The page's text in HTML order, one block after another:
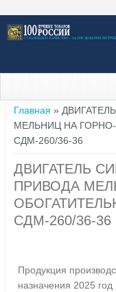
Вы здесь
Главная »
МЕЛЬНИЦ НА
СДМ-260/36-36
ДВИГАТЕЛЬ
ПРИВОДА
СДМ-260/36-36
Продукция
назначения 2025 год